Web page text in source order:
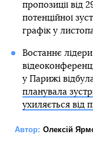
пропозиції від
потенційної
графік у
Востаннє
у Парижі
планувала
ухиляється від
Автор: Олексій